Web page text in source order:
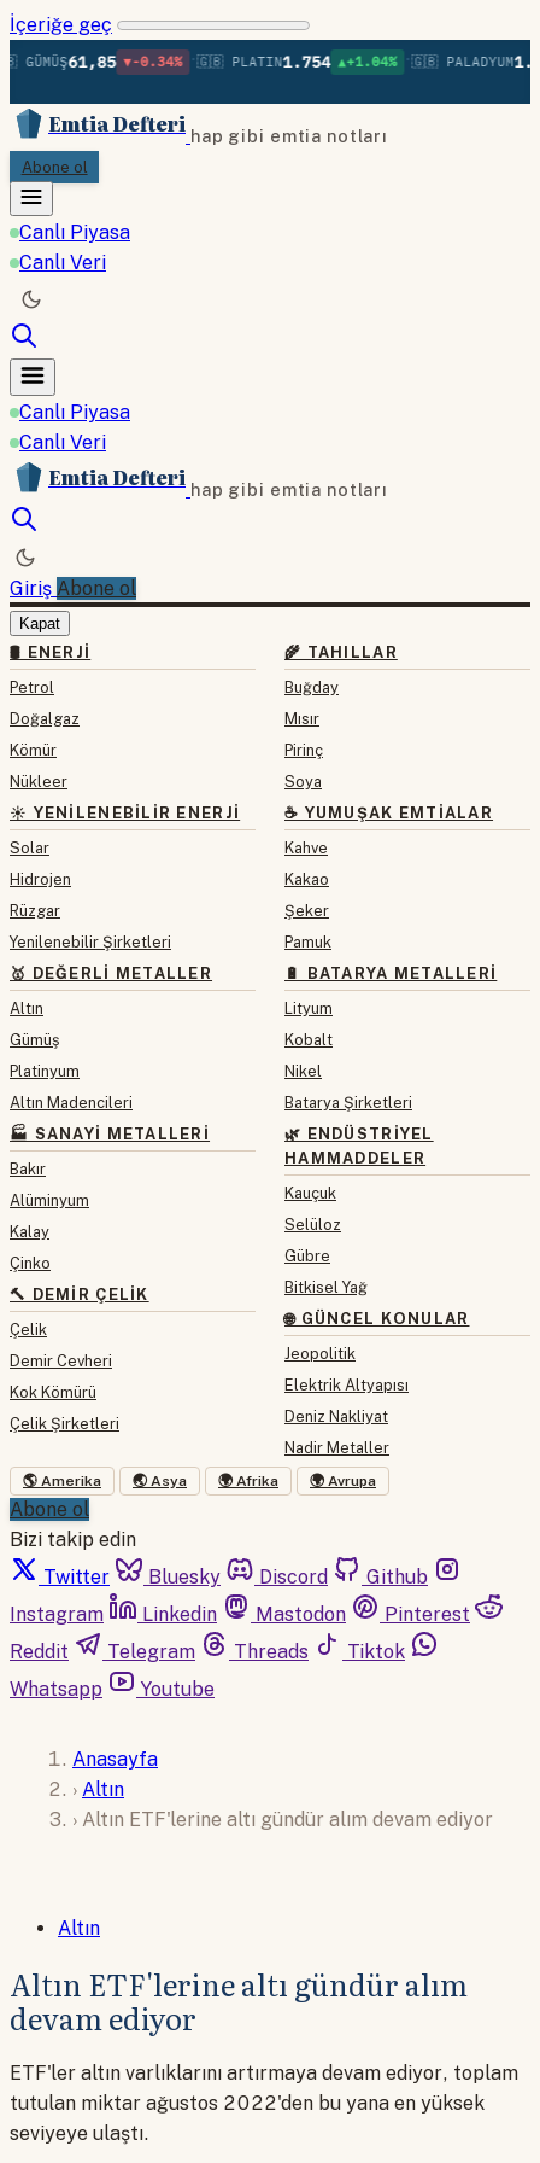
İçeriğe geç
61,85 ▼-0.34% •🇬🇧 PLATIN1.754 ▲+1.04% •🇬🇧 PALADYUM
Emtia Defteri hap gibi emtia notları
Abone ol
Canlı Piyasa
Canlı Veri
Canlı Piyasa
Canlı Veri
Emtia Defteri hap gibi emtia notları
Giriş Abone ol
Kapat
🛢 ENERJI
Petrol
Doğalgaz
Kömür
Nükleer
☀️ YENILENEBILIR ENERJI
Solar
Hidrojen
Rüzgar
Yenilenebilir Şirketleri
🥇 DEĞERLI METALLER
Altın
Gümüş
Platinyum
Altın Madencileri
🏭 SANAYI METALLERI
Bakır
Alüminyum
Kalay
Çinko
🔨 DEMIR ÇELIK
Çelik
Demir Cevheri
Kok Kömürü
Çelik Şirketleri
🌾 TAHILLAR
Buğday
Mısır
Pirinç
Soya
☕ YUMUŞAK EMTIALAR
Kahve
Kakao
Şeker
Pamuk
🔋 BATARYA METALLERI
Lityum
Kobalt
Nikel
Batarya Şirketleri
🌿 ENDÜSTRIYEL
HAMMADDELER
Kauçuk
Selüloz
Gübre
Bitkisel Yağ
🌐 GÜNCEL KONULAR
Jeopolitik
Elektrik Altyapısı
Deniz Nakliyat
Nadir Metaller
🌎 Amerika 🌏 Asya 🌍 Afrika 🌍 Avrupa
Abone ol
Bizi takip edin
Twitter
Bluesky Discord
Github
Instagram
Linkedin Mastodon
Pinterest
Reddit
Telegram Threads
Tiktok
Whatsapp
Youtube
Anasayfa
› Altın
› Altın ETF'lerine altı gündür alım devam ediyor
Altın
Altın ETF'lerine altı gündür alım
devam ediyor
ETF'ler altın varlıklarını artırmaya devam ediyor, toplam
tutulan miktar ağustos 2022'den bu yana en yüksek
seviyeye ulaştı.